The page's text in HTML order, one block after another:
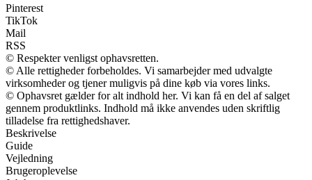
Pinterest
TikTok
Mail
RSS
© Respekter venligst ophavsretten.
© Alle rettigheder forbeholdes. Vi samarbejder med udvalgte
virksomheder og tjener muligvis på dine køb via vores links.
© Ophavsret gælder for alt indhold her. Vi kan få en del af salget
gennem produktlinks. Indhold må ikke anvendes uden skriftlig
tilladelse fra rettighedshaver.
Beskrivelse
Guide
Vejledning
Brugeroplevelse